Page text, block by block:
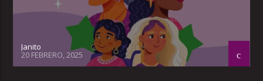
Janito
20 FEBRERO, 2025